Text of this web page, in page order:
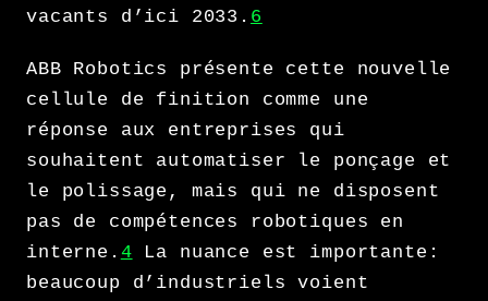
vacants d’ici 2033. 6
ABB Robotics présente cette nouvelle
cellule de finition comme une
réponse aux entreprises qui
souhaitent automatiser le ponçage et
le polissage, mais qui ne disposent
pas de compétences robotiques en
interne. 4 La nuance est importante:
beaucoup d’industriels voient